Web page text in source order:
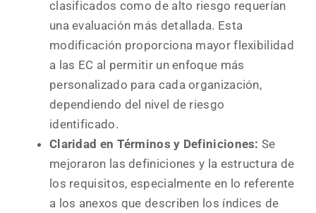
clasificados como de alto riesgo requerían
una evaluación más detallada. Esta
modificación proporciona mayor flexibilidad
a las EC al permitir un enfoque más
personalizado para cada organización,
dependiendo del nivel de riesgo
identificado.
Claridad en Términos y Definiciones: Se
mejoraron las definiciones y la estructura de
los requisitos, especialmente en lo referente
a los anexos que describen los índices de